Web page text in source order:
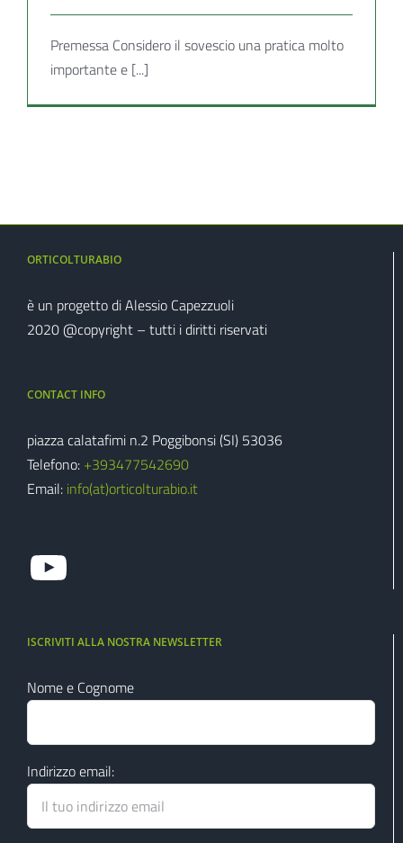
Premessa Considero il sovescio una pratica molto
importante e [...]
ORTICOLTURABIO
è un progetto di Alessio Capezzuoli
2020 @copyright – tutti i diritti riservati
CONTACT INFO
piazza calatafimi n.2 Poggibonsi (SI) 53036
Telefono: +39‭3477542690‬
Email: info(at)orticolturabio.it
ISCRIVITI ALLA NOSTRA NEWSLETTER
Nome e Cognome
Indirizzo email: